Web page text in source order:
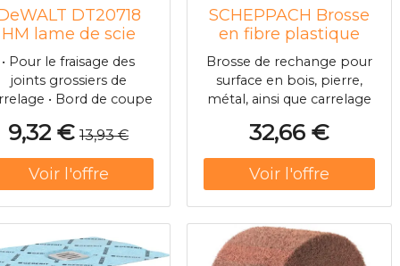
DT20718
HM lame de scie
segmentée Turbo 5
mm 1 piece
• Pour le fraisage des
joints grossiers de
• Bord de coupe
ToughGrit pour une
plus rapide des
articulations • Montage
multiple pour un
changement
• Convient à tous
9,32 € 13,93 €
SCHEPPACH Brosse
en fibre plastique
pour MRS1300
7903800714
Brosse de rechange pour
surface en bois, pierre,
métal, ainsi que carrelage
artificiel (Largeur 100mm
- O120mm).>
32,66 €